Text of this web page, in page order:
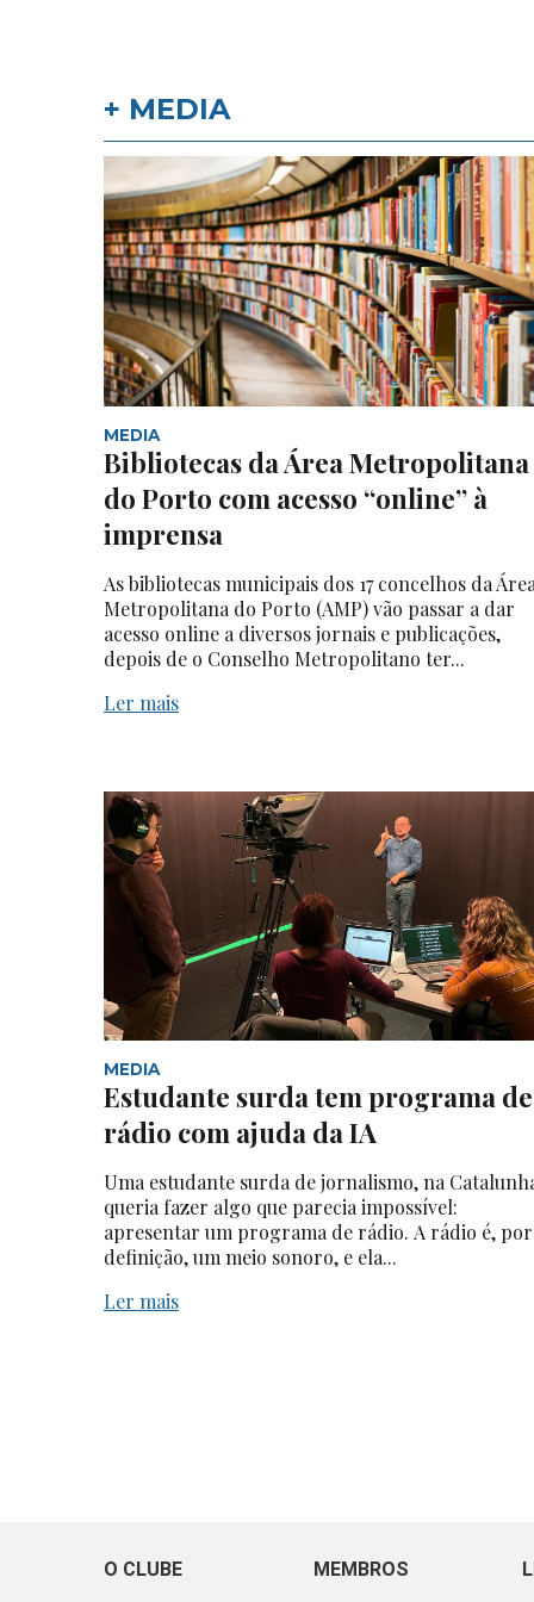
+ MEDIA
MEDIA
Bibliotecas da Área Metropolitana
do Porto com acesso “online” à
imprensa
As bibliotecas municipais dos 17 concelhos da Área
Metropolitana do Porto (AMP) vão passar a dar
acesso online a diversos jornais e publicações,
depois de o Conselho Metropolitano ter...
Ler mais
MEDIA
Estudante surda tem programa de
rádio com ajuda da IA
Uma estudante surda de jornalismo, na
queria fazer algo que parecia impossível:
apresentar um programa de rádio. A rádio é, por
definição, um meio sonoro, e ela...
Ler mais
O CLUBE MEMBROS